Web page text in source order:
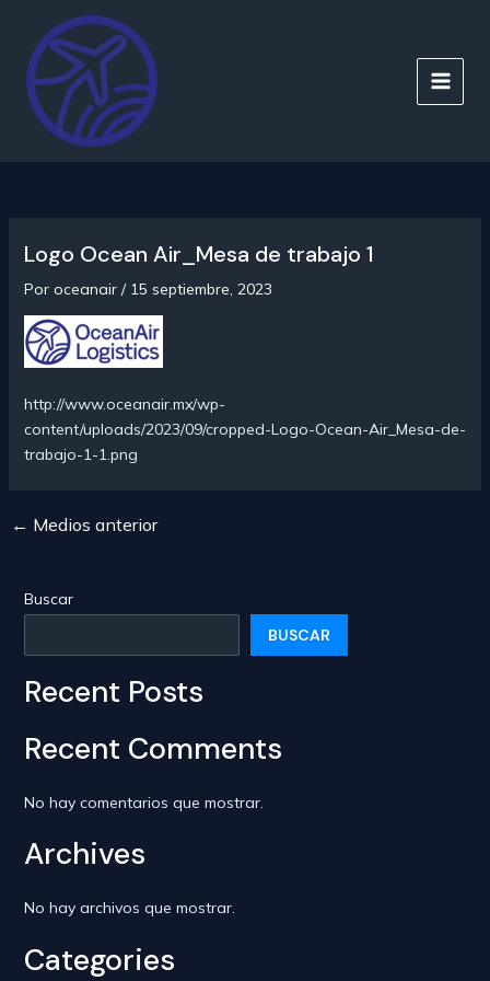
contenido
MAIN
Logo Ocean Air_Mesa de trabajo 1
Por oceanair / 15 septiembre, 2023
http://www.oceanair.mx/wp-
content/uploads/2023/09/cropped-Logo-Ocean-Air_Mesa-de-
trabajo-1-1.png
Navegación
← Medios anterior
Buscar
BUSCAR
Recent Posts
Recent Comments
No hay comentarios que mostrar.
Archives
No hay archivos que mostrar.
Categories